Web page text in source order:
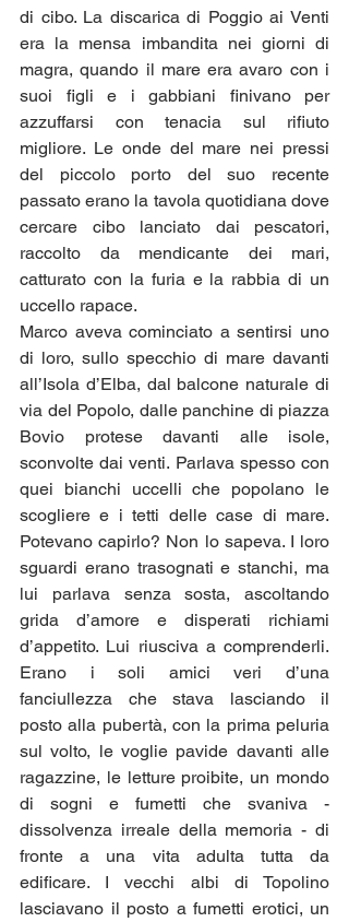
di cibo. La discarica di Poggio ai Venti
era la mensa imbandita nei giorni di
magra, quando il mare era avaro con i
suoi figli e i gabbiani finivano per
azzuffarsi con tenacia sul rifiuto
migliore. Le onde del mare nei pressi
del piccolo porto del suo recente
passato erano la tavola quotidiana dove
cercare cibo lanciato dai pescatori,
raccolto da mendicante dei mari,
catturato con la furia e la rabbia di un
uccello rapace.
Marco aveva cominciato a sentirsi uno
di loro, sullo specchio di mare davanti
all’Isola d’Elba, dal balcone naturale di
via del Popolo, dalle panchine di piazza
Bovio protese davanti alle isole,
sconvolte dai venti. Parlava spesso con
quei bianchi uccelli che popolano le
scogliere e i tetti delle case di mare.
Potevano capirlo? Non lo sapeva. I loro
sguardi erano trasognati e stanchi, ma
lui parlava senza sosta, ascoltando
grida d’amore e disperati richiami
d’appetito. Lui riusciva a comprenderli.
Erano i soli amici veri d’una
fanciullezza che stava lasciando il
posto alla pubertà, con la prima peluria
sul volto, le voglie pavide davanti alle
ragazzine, le letture proibite, un mondo
di sogni e fumetti che svaniva -
dissolvenza irreale della memoria - di
fronte a una vita adulta tutta da
edificare. I vecchi albi di Topolino
lasciavano il posto a fumetti erotici, un